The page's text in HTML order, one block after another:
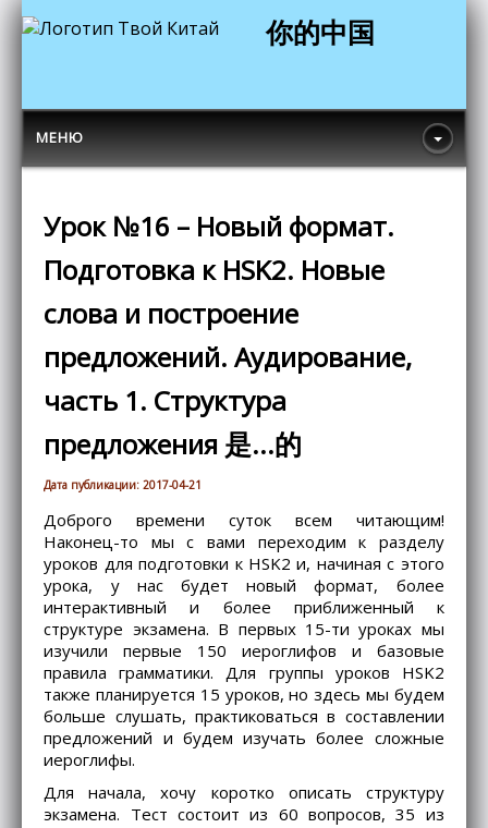
你的中国
МЕНЮ
Урок №16 – Новый формат.
Подготовка к HSK2. Новые
слова и построение
предложений. Аудирование,
часть 1. Структура
предложения 是...的
Дата публикации: 2017-04-21
Доброго времени суток всем читающим!
Наконец-то мы с вами переходим к разделу
уроков для подготовки к HSK2 и, начиная с этого
урока, у нас будет новый формат, более
интерактивный и более приближенный к
структуре экзамена. В первых 15-ти уроках мы
изучили первые 150 иероглифов и базовые
правила грамматики. Для группы уроков HSK2
также планируется 15 уроков, но здесь мы будем
больше слушать, практиковаться в составлении
предложений и будем изучать более сложные
иероглифы.
Для начала, хочу коротко описать структуру
экзамена. Тест состоит из 60 вопросов, 35 из